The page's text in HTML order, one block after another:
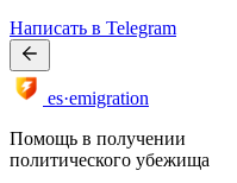
Написать в Telegram
es·emigration
Помощь в получении
политического убежища